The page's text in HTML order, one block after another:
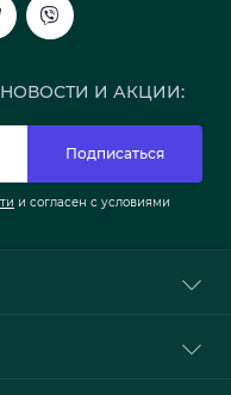
И АКЦИИ:
Подписаться
и согласен с условиями